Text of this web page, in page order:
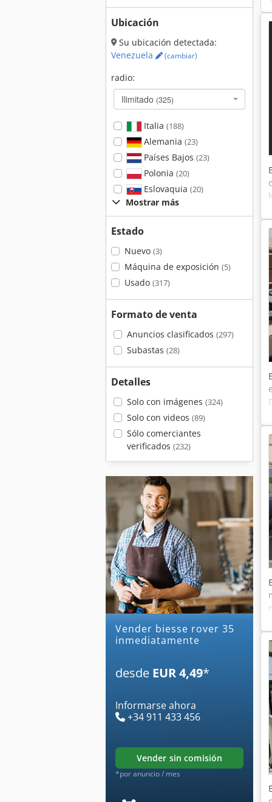
Ubicación
Su ubicación detectada:
Venezuela
(cambiar)
radio:
Ilimitado (325)
Italia (188)
Alemania (23)
Países Bajos (23)
Polonia (20)
Eslovaquia (20)
Mostrar más
Estado
Nuevo (3)
Máquina de exposición (5)
Usado (317)
Formato de venta
Anuncios clasificados (297)
Subastas (28)
Detalles
Solo con imágenes (324)
Solo con videos (89)
Sólo comerciantes
verificados (232)
Vender biesse rover 35
inmediatamente
desde EUR 4,49*
Informarse ahora
+34 911 433 456
vender sin comisión
*por anuncio / mes